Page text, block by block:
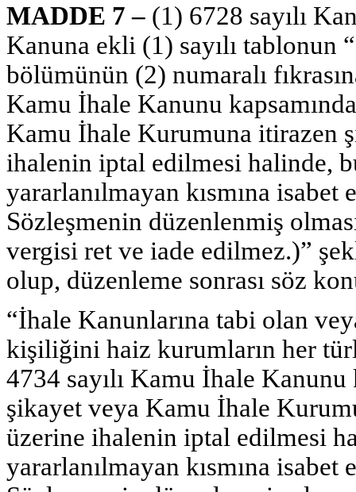
MADDE 7 – (1) 6728 sayılı
Kanuna ekli (1) sayılı tablonun
bölümünün (2) numaralı
Kamu İhale Kanunu
Kamu İhale Kurumuna itirazen
ihalenin iptal edilmesi halinde,
yararlanılmayan kısmına
Sözleşmenin düzenlenmiş
vergisi ret ve iade edilmez.)”
olup, düzenleme sonrası söz
“İhale Kanunlarına tabi olan
kişiliğini haiz kurumların her
4734 sayılı Kamu İhale
şikayet veya Kamu İhale
üzerine ihalenin iptal edilmesi
yararlanılmayan kısmına